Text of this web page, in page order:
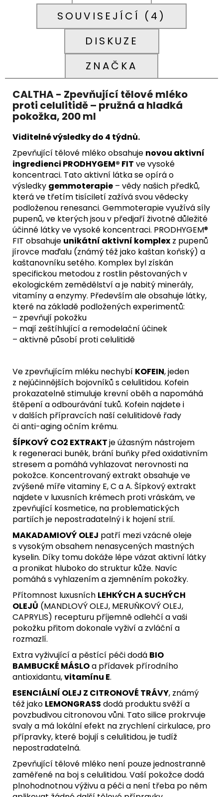
SOUVISEJÍCÍ (4)
DISKUZE
ZNAČKA
CALTHA - Zpevňující tělové mléko
proti celulitidě – pružná a hladká
pokožka, 200 ml
Viditelné výsledky do 4 týdnů.
Zpevňující tělové mléko obsahuje novou aktivní
ingredienci PRODHYGEM® FIT ve vysoké
koncentraci. Tato aktivní látka se opírá o
výsledky gemmoterapie – vědy našich předků,
která ve třetím tisíciletí zažívá svou vědecky
podloženou renesanci. Gemmoterapie využívá síly
pupenů, ve kterých jsou v předjaří životně důležité
účinné látky ve vysoké koncentraci. PRODHYGEM®
FIT obsahuje unikátní aktivní komplex z pupenů
jírovce maďalu (známý též jako kaštan koňský) a
kaštanovníku setého. Komplex byl získán
specifickou metodou z rostlin pěstovaných v
ekologickém zemědělství a je nabitý minerály,
vitamíny a enzymy. Především ale obsahuje látky,
které na základě podložených experimentů:
– zpevňují pokožku
– mají zeštíhlující a remodelační účinek
– aktivně působí proti celulitidě
Ve zpevňujícím mléku nechybí KOFEIN, jeden
z nejúčinnějších bojovníků s celulitidou. Kofein
prokazatelně stimuluje krevní oběh a napomáhá
štěpení a odbourávání tuků. Kofein najdete i
v dalších přípravcích naší celulitidové řady
čianti-aging očním krému.
ŠÍPKOVÝ CO2 EXTRAKTje úžasným nástrojem
k regeneraci buněk, brání buňky před oxidativním
stresem a pomáhá vyhlazovat nerovnosti na
pokožce. Koncentrovaný extrakt obsahuje ve
zvýšené míře vitaminy E, C a A. Šípkový extrakt
najdete v luxusních krémech proti vráskám, ve
zpevňující kosmetice, na problematických
partiích je nepostradatelný i k hojení strií.
MAKADAMIOVÝ OLEJ patří mezi vzácné oleje
s vysokým obsahem nenasycených mastných
kyselin. Díky tomu dokáže lépe vázat aktivní látky
a pronikat hluboko do struktur kůže. Navíc
pomáhá s vyhlazením a zjemněním pokožky.
Přítomnost luxusních LEHKÝCH A SUCHÝCH
OLEJŮ (MANDLOVÝ OLEJ, MERUŇKOVÝ OLEJ,
CAPRYLIS) recepturu příjemně odlehčí a vaši
pokožku přitom dokonale vyživí a zvláční a
rozmazlí.
Extra vyživující a pěstící péči dodá BIO
BAMBUCKÉ MÁSLOa přídavek přírodního
antioxidantu,vitamínu E.
ESENCIÁLNÍ OLEJ Z CITRONOVÉ TRÁVY, známý
též jako LEMONGRASS dodá produktu svěží a
povzbudivou citronovou vůni. Tato silice prokrvuje
svaly a má lokální efekt na zrychlení cirkulace, pro
přípravky, které bojují s celulitidou, je tudíž
nepostradatelná.
Zpevňující tělové mléko není pouze jednostranně
zaměřené na boj s celulitidou. Vaší pokožce dodá
plnohodnotnou výživu a péči a není třeba po něm